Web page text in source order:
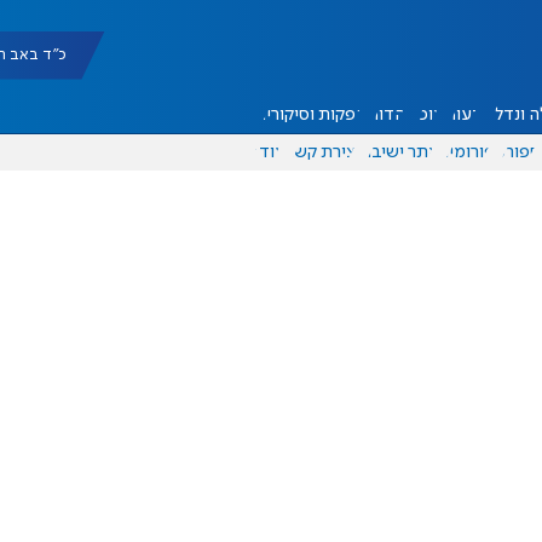
כ"ד באב תשפ"ו
ונדל"ן דעות אוכל יהדות הפקות וסיקורים
ספורט פורומים אתר ישיבה יצירת קשר עוד